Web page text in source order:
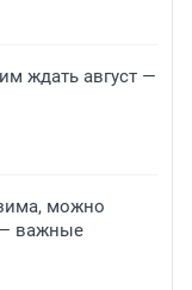
ждать август —
можно
— важные